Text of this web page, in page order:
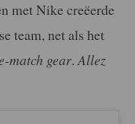
met Nike creëerde
team, net als het
match gear. Allez